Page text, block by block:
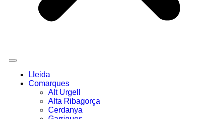
Lleida
Comarques
Alt Urgell
Alta Ribagorça
Cerdanya